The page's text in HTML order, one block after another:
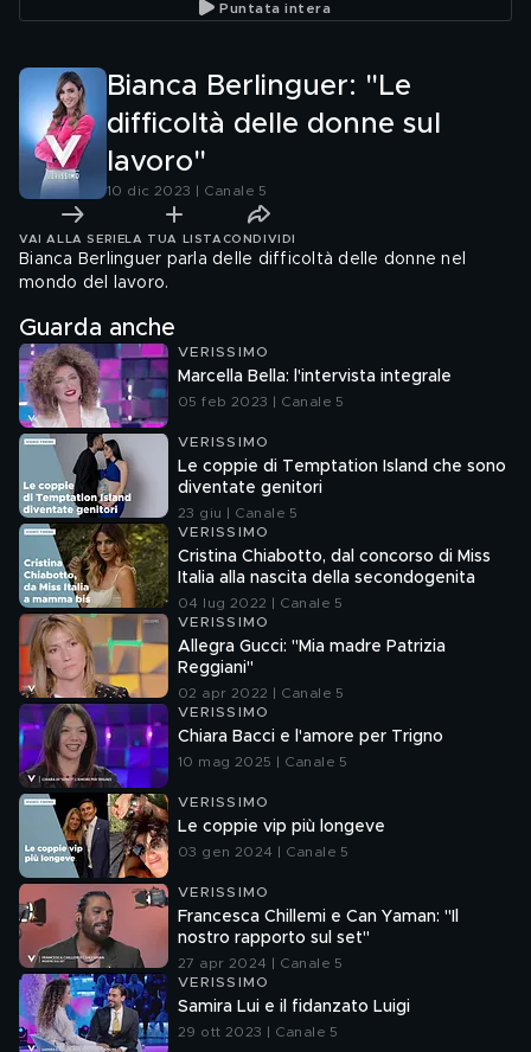
Puntata intera
Bianca Berlinguer: "Le
difficoltà delle donne sul
lavoro"
10 dic 2023 | Canale 5
VAI ALLA SERIE LA TUA LISTA CONDIVIDI
Bianca Berlinguer parla delle difficoltà delle donne nel
mondo del lavoro.
Guarda anche
VERISSIMO
Marcella Bella: l'intervista integrale
05 feb 2023 | Canale 5
VERISSIMO
Le coppie di Temptation Island che sono
diventate genitori
23 giu | Canale 5
VERISSIMO
Cristina Chiabotto, dal concorso di Miss
Italia alla nascita della secondogenita
04 lug 2022 | Canale 5
VERISSIMO
Allegra Gucci: "Mia madre Patrizia
Reggiani"
02 apr 2022 | Canale 5
VERISSIMO
Chiara Bacci e l'amore per Trigno
10 mag 2025 | Canale 5
VERISSIMO
Le coppie vip più longeve
03 gen 2024 | Canale 5
VERISSIMO
Francesca Chillemi e Can Yaman: "Il
nostro rapporto sul set"
27 apr 2024 | Canale 5
VERISSIMO
Samira Lui e il fidanzato Luigi
29 ott 2023 | Canale 5